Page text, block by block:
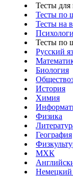
Тесты
Тесты по
Тесты на
Тесты по
Русский
Биология
История
Химия
Физика
География
МХК
Немецкий